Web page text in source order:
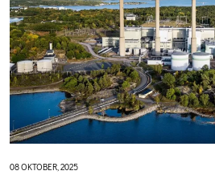
08 OKTOBER, 2025